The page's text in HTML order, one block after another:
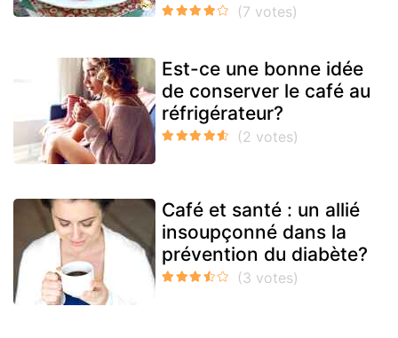
Est-ce une bonne idée
de conserver le café au
réfrigérateur?
Café et santé : un allié
insoupçonné dans la
prévention du diabète?